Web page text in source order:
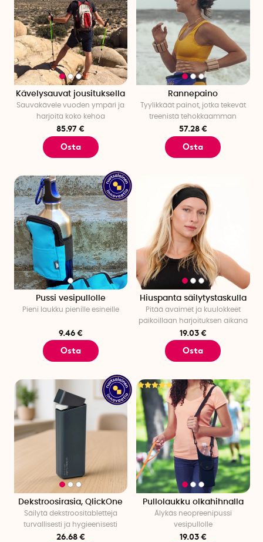
Kävelysauvat jousituksella
Sauvakävele vuoden ympäri ja
harjoita koko kehoa
85.97 €
Osta
Rannepaino
Tyylikkäät painot, jotka tekevät
treenistä tehokkaamman
57.28 €
Osta
Pussi vesipullolle
Pieni laukku pienille esineille
9.46 €
Osta
Hiuspanta säilytystaskulla
Pitää avaimet ja kuulokkeet
paikoillaan harjoituksen aikana
19.03 €
Osta
Dekstroosirasia, QlickOne
Säilytä dekstroositabletteja
turvallisesti ja hygieenisesti
26.68 €
Pullolaukku olkahihnalla
Älykäs neopreenipussi
vesipullolle
19.03 €